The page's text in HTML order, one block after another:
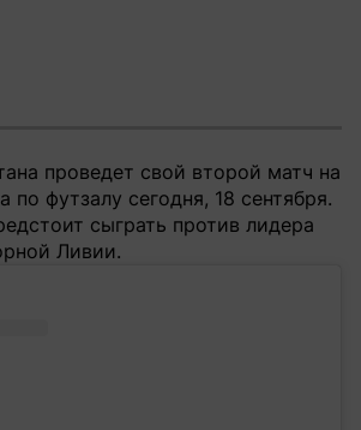
проведет свой второй матч на
по футзалу сегодня, 18 сентября.
сыграть против лидера
Ливии.